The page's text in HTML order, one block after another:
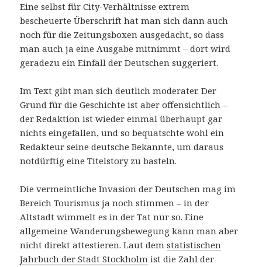
Eine selbst für City-Verhältnisse extrem
bescheuerte Überschrift hat man sich dann auch
noch für die Zeitungsboxen ausgedacht, so dass
man auch ja eine Ausgabe mitnimmt – dort wird
geradezu ein Einfall der Deutschen suggeriert.
Im Text gibt man sich deutlich moderater. Der
Grund für die Geschichte ist aber offensichtlich –
der Redaktion ist wieder einmal überhaupt gar
nichts eingefallen, und so bequatschte wohl ein
Redakteur seine deutsche Bekannte, um daraus
notdürftig eine Titelstory zu basteln.
Die vermeintliche Invasion der Deutschen mag im
Bereich Tourismus ja noch stimmen – in der
Altstadt wimmelt es in der Tat nur so. Eine
allgemeine Wanderungsbewegung kann man aber
nicht direkt attestieren. Laut demstatistischen
Jahrbuch der Stadt Stockholm ist die Zahl der